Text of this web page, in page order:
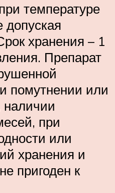
температуре
допуская
хранения – 1
Препарат
помутнении или
наличии
при
или
хранения и
пригоден к